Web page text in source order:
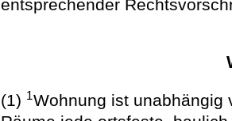
entsprechender
(1) 1Wohnung ist unabhängig